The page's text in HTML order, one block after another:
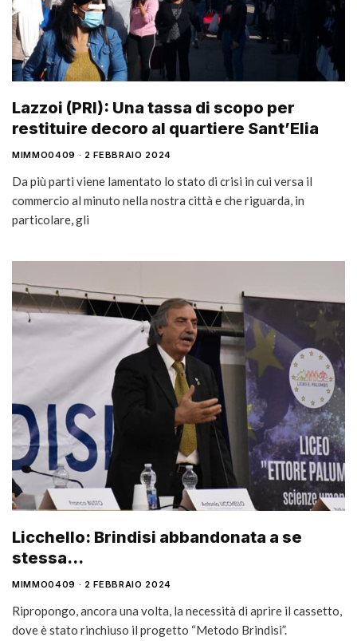
Lazzoi (PRI): Una tassa di scopo per
restituire decoro al quartiere Sant’Elia
MIMMO0409 2 FEBBRAIO 2024
Da più parti viene lamentato lo stato di crisi in cui versa il
commercio al minuto nella nostra città e che riguarda, in
particolare, gli
Licchello: Brindisi abbandonata a se
stessa…
MIMMO0409 2 FEBBRAIO 2024
Ripropongo, ancora una volta, la necessità di aprire il cassetto,
dove è stato rinchiuso il progetto “Metodo Brindisi”.